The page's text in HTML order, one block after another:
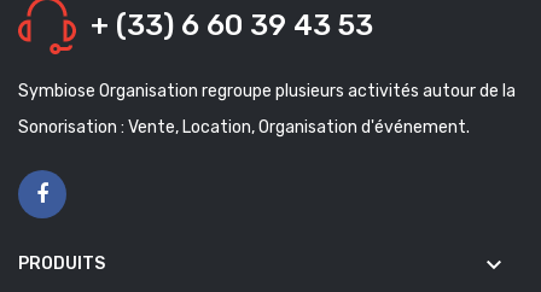
+ (33) 6 60 39 43 53
Symbiose Organisation regroupe plusieurs activités autour de la
Sonorisation : Vente, Location, Organisation d'événement.
PRODUITS keyboard_arrow_down